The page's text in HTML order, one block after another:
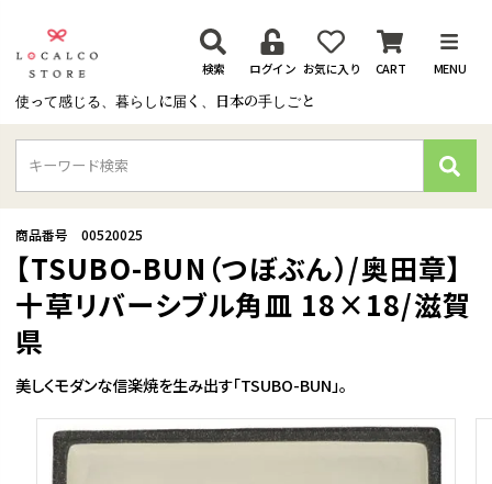
使って感じる、暮らしに届く、日本の手しごと
検索 ログイン お気に入り CART MENU
検
索
美しくモダンな信楽焼を生み出す「TSUBO-BUN」。
【TSUBO-BUN（つぼぶん）/奥田章】
十草リバーシブル角皿 18×18/滋賀
県
商品番号 00520025